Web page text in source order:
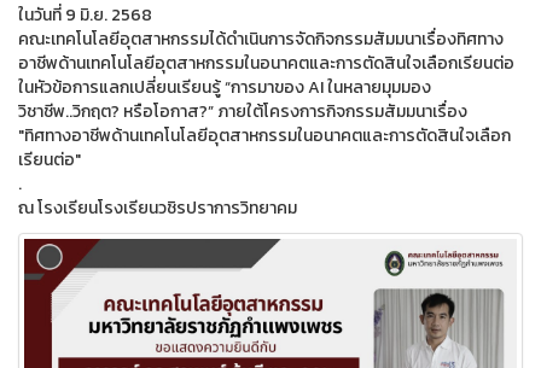
ในวันที่ 9 มิ.ย. 2568
คณะเทคโนโลยีอุตสาหกรรมได้ดำเนินการจัดกิจกรรมสัมมนาเรื่องทิศทาง
อาชีพด้านเทคโนโลยีอุตสาหกรรมในอนาคตและการตัดสินใจเลือกเรียนต่อ
ในหัวข้อการแลกเปลี่ยนเรียนรู้ “การมาของ AI ในหลายมุมมอง
วิชาชีพ..วิกฤต? หรือโอกาส?” ภายใต้โครงการกิจกรรมสัมมนาเรื่อง
"ทิศทางอาชีพด้านเทคโนโลยีอุตสาหกรรมในอนาคตและการตัดสินใจเลือก
เรียนต่อ"
.
ณ โรงเรียนโรงเรียนวชิรปราการวิทยาคม